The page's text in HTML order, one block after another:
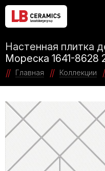
Настенная плитка
Мореска 1641-8628
Главная Коллекции